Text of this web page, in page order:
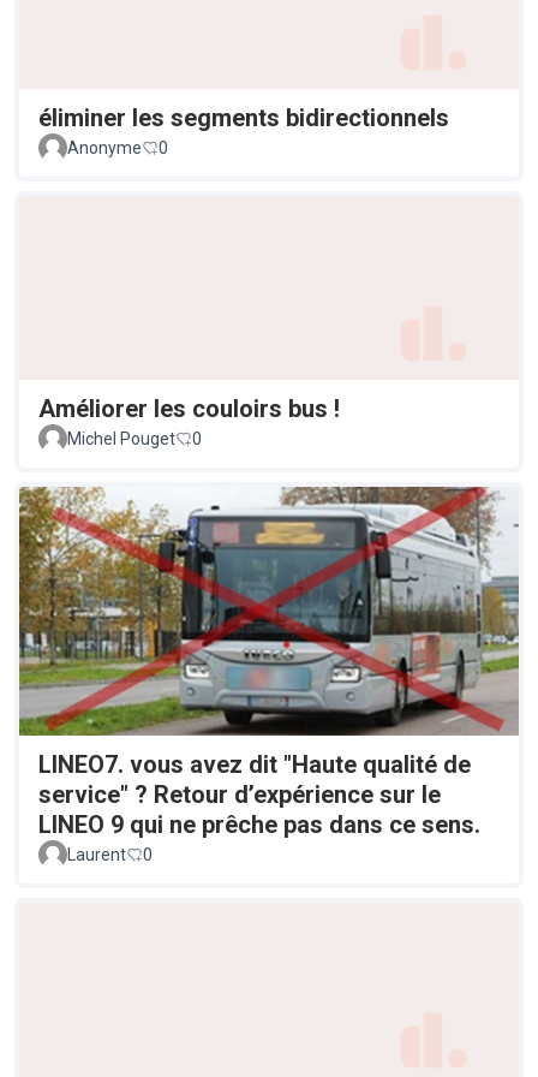
éliminer les segments bidirectionnels
Anonyme 0
Améliorer les couloirs bus !
Michel Pouget 0
LINEO7. vous avez dit "Haute qualité de
service" ? Retour d’expérience sur le
LINEO 9 qui ne prêche pas dans ce sens.
Laurent 0